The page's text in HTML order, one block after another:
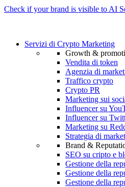
Check if your brand is visible to AI
Servizi di Crypto Marketing
Growth &
Vendita di token
Agenzia di
Traffico crypto
Crypto PR
Marketing sui
Influencer su
Influencer su
Marketing su
Strategia di
Brand &
SEO su cripto e
Gestione della
Gestione della
Gestione della